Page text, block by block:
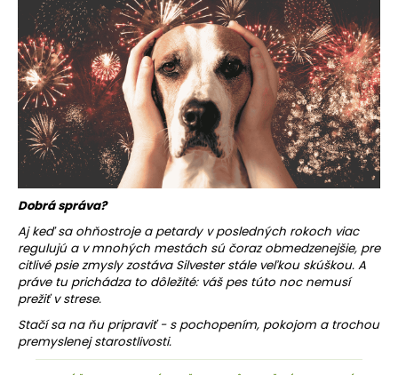
Dobrá správa?
Aj keď sa ohňostroje a petardy v posledných rokoch viac
regulujú a v mnohých mestách sú čoraz obmedzenejšie, pre
citlivé psie zmysly zostáva Silvester stále veľkou skúškou. A
práve tu prichádza to dôležité: váš pes túto noc nemusí
prežiť v strese.
Stačí sa na ňu pripraviť - s pochopením, pokojom a trochou
premyslenej starostlivosti.
HĽADAŤ
d
p
o
r
ú
č
a
m
e